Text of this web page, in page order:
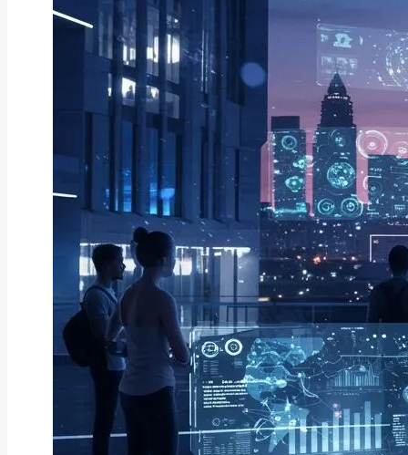
ファクタリング
ファクタリングとは？仕組み・メ
リット・注意点と...
2026年8月6日